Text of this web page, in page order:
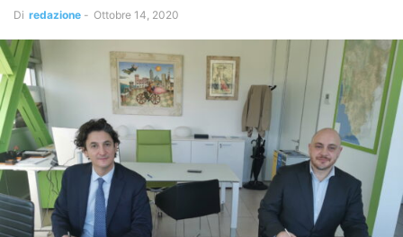
Di redazione - Ottobre 14, 2020